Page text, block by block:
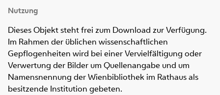
Nutzung
Dieses Objekt steht frei zum Download zur Verfügung.
Im Rahmen der üblichen wissenschaftlichen
Gepflogenheiten wird bei einer Vervielfältigung oder
Verwertung der Bilder um Quellenangabe und um
Namensnennung der Wienbibliothek im Rathaus als
besitzende Institution gebeten.